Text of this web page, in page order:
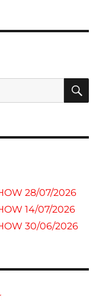
28/07/2026
14/07/2026
30/06/2026